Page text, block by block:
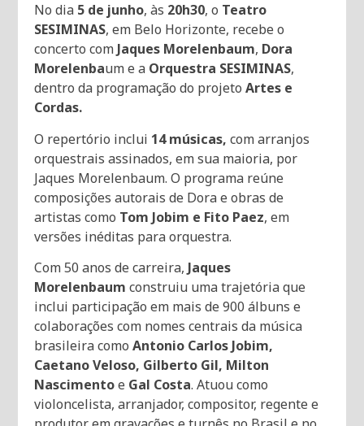
No dia 5 de junho, às 20h30, o Teatro
SESIMINAS, em Belo Horizonte, recebe o
concerto com Jaques Morelenbaum, Dora
Morelenbaum e a Orquestra SESIMINAS,
dentro da programação do projeto Artes e
Cordas.
O repertório inclui 14 músicas, com arranjos
orquestrais assinados, em sua maioria, por
Jaques Morelenbaum. O programa reúne
composições autorais de Dora e obras de
artistas como Tom Jobim e Fito Paez, em
versões inéditas para orquestra.
Com 50 anos de carreira, Jaques
Morelenbaum construiu uma trajetória que
inclui participação em mais de 900 álbuns e
colaborações com nomes centrais da música
brasileira comoAntonio Carlos Jobim,
Caetano Veloso, Gilberto Gil, Milton
Nascimentoe Gal Costa. Atuou como
violoncelista, arranjador, compositor, regente e